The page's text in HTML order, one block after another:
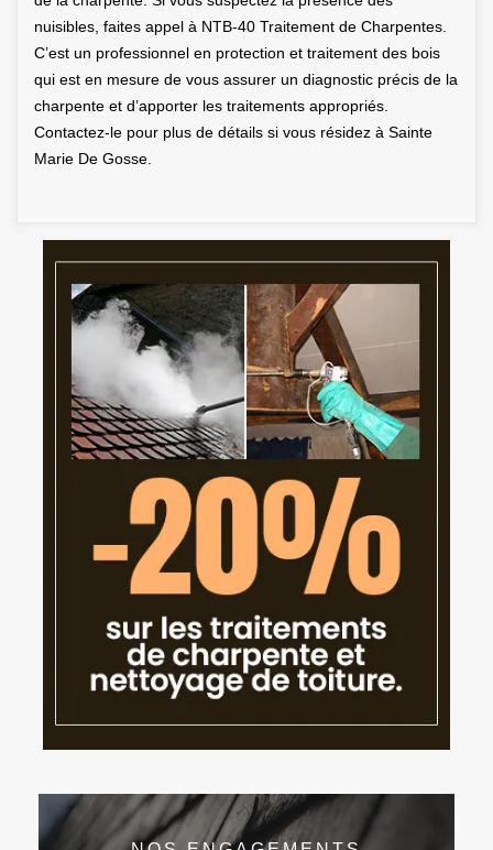
nuisibles, faites appel à NTB-40 Traitement de Charpentes.
C’est un professionnel en protection et traitement des bois
qui est en mesure de vous assurer un diagnostic précis de la
charpente et d’apporter les traitements appropriés.
Contactez-le pour plus de détails si vous résidez à Sainte
Marie De Gosse.